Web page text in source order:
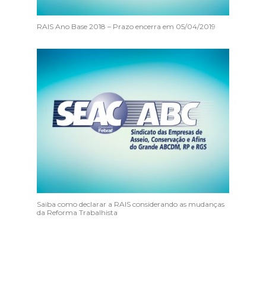
RAIS Ano Base 2018 – Prazo encerra em 05/04/2019
Saiba como declarar a RAIS considerando as mudanças
da Reforma Trabalhista